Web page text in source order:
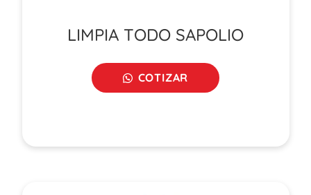
LIMPIA TODO SAPOLIO
COTIZAR